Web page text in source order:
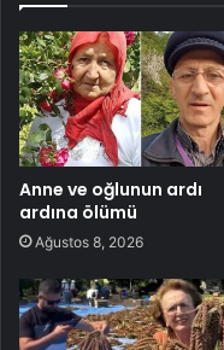
Anne ve oğlunun ardı
ardına ölümü
Ağustos 8, 2026